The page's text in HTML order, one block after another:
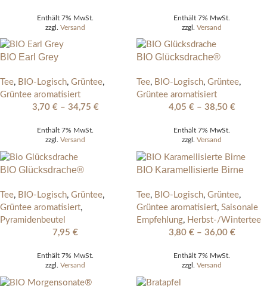
Enthält 7% MwSt.
zzgl. Versand
Enthält 7% MwSt.
zzgl. Versand
BIO Earl Grey
Tee, BIO-Logisch, Grüntee,
Grüntee aromatisiert
3,70 € – 34,75 €
Enthält 7% MwSt.
zzgl. Versand
BIO Glücksdrache®
Tee, BIO-Logisch, Grüntee,
Grüntee aromatisiert
4,05 € – 38,50 €
Enthält 7% MwSt.
zzgl. Versand
BIO Glücksdrache®
Tee, BIO-Logisch, Grüntee,
Grüntee aromatisiert,
Pyramidenbeutel
7,95 €
Enthält 7% MwSt.
zzgl. Versand
BIO Karamellisierte Birne
Tee, BIO-Logisch, Grüntee,
Grüntee aromatisiert, Saisonale
Empfehlung, Herbst-/Wintertee
3,80 € – 36,00 €
Enthält 7% MwSt.
zzgl. Versand